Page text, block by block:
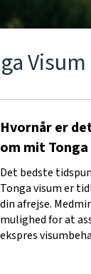
Visum
Hvornår er
om mit Tonga
Det bedste
Tonga visum er
din afrejse.
mulighed for at
ekspres